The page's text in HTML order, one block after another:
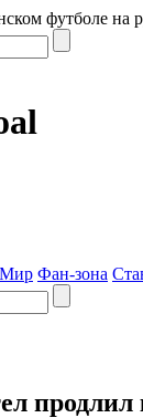
футболе на
Мир Фан-зона
продлил